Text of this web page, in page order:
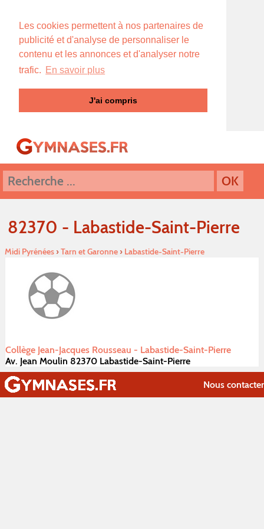
Les cookies permettent à nos partenaires de
publicité et d'analyse de personnaliser le
contenu et les annonces et d'analyser notre
trafic. En savoir plus
J'ai compris
82370 - Labastide-Saint-Pierre
Midi Pyrénées›Tarn et Garonne› Labastide-Saint-Pierre
Collège Jean-Jacques Rousseau - Labastide-Saint-Pierre
Av. Jean Moulin 82370 Labastide-Saint-Pierre
Nous contacter